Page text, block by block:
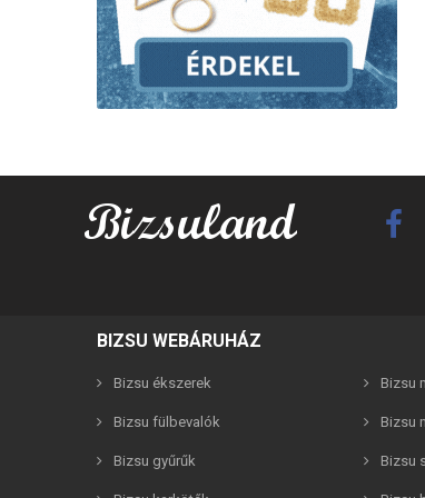
BIZSU WEBÁRUHÁZ
Bizsu ékszerek
Bizsu fülbevalók
Bizsu gyűrűk
Bizsu
Bizsu
Bizsu